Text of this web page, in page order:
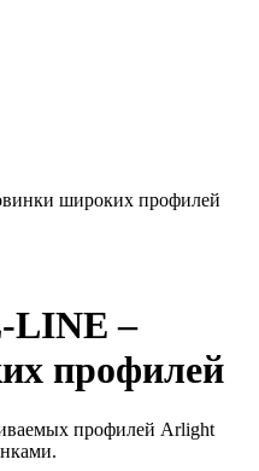
широких профилей
LINE –
профилей
профилей Arlight